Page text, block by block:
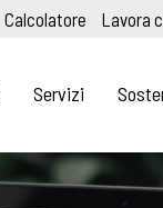
Calcolatore Lavora
Servizi